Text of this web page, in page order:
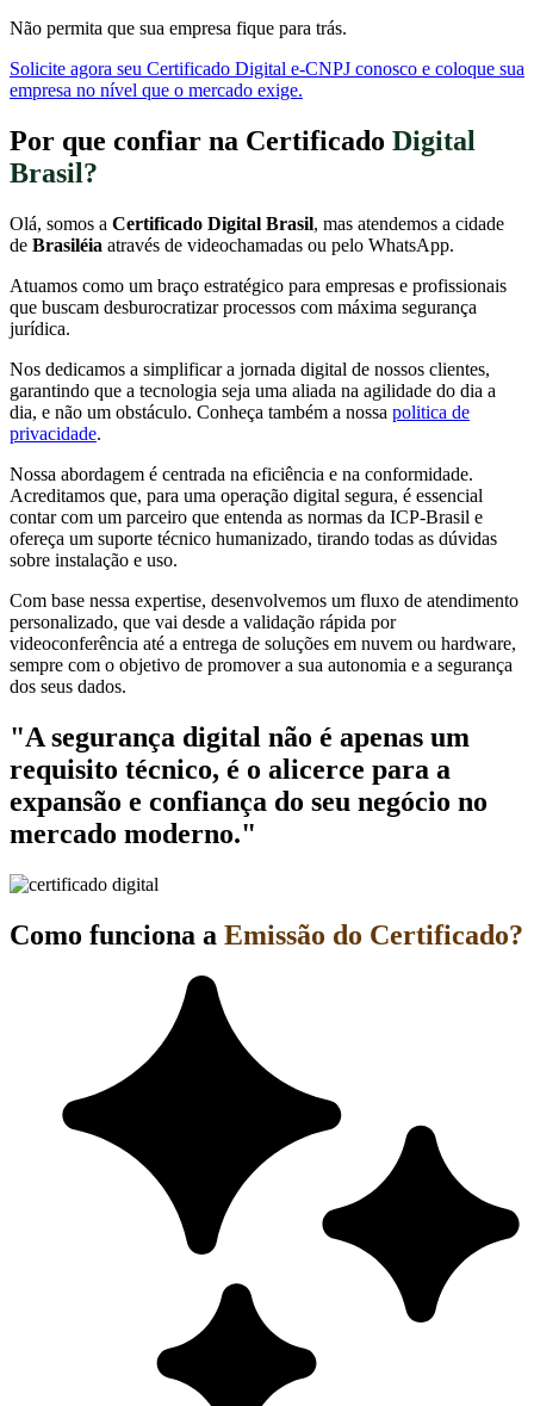
Não permita que sua empresa fique para trás.
Solicite agora seu Certificado Digital e-CNPJ conosco e coloque sua
empresa no nível que o mercado exige.
Por que confiar na Certificado Digital
Brasil?
Olá, somos a Certificado Digital Brasil, mas atendemos a cidade
de Brasiléia através de videochamadas ou pelo WhatsApp.
Atuamos como um braço estratégico para empresas e profissionais
que buscam desburocratizar processos com máxima segurança
jurídica.
Nos dedicamos a simplificar a jornada digital de nossos clientes,
garantindo que a tecnologia seja uma aliada na agilidade do dia a
dia, e não um obstáculo. Conheça também a nossa politica de
privacidade.
Nossa abordagem é centrada na eficiência e na conformidade.
Acreditamos que, para uma operação digital segura, é essencial
contar com um parceiro que entenda as normas da ICP-Brasil e
ofereça um suporte técnico humanizado, tirando todas as dúvidas
sobre instalação e uso.
Com base nessa expertise, desenvolvemos um fluxo de atendimento
personalizado, que vai desde a validação rápida por
videoconferência até a entrega de soluções em nuvem ou hardware,
sempre com o objetivo de promover a sua autonomia e a segurança
dos seus dados.
"A segurança digital não é apenas um
requisito técnico, é o alicerce para a
expansão e confiança do seu negócio no
mercado moderno."
Como funciona a Emissão do Certificado?